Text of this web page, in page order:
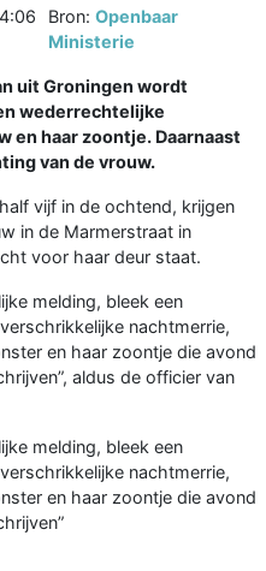
Bron:Openbaar
Ministerie
uit Groningen wordt
wederrechtelijke
en haar zoontje. Daarnaast
van de vrouw.
vijf in de ochtend, krijgen
in de Marmerstraat in
voor haar deur staat.
melding, bleek een
nachtmerrie,
en haar zoontje die avond
aldus de officier van
melding, bleek een
nachtmerrie,
en haar zoontje die avond